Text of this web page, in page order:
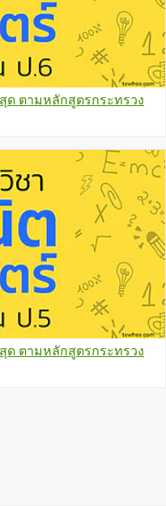
ด ตามหลักสูตรกระทรวง
ด ตามหลักสูตรกระทรวง